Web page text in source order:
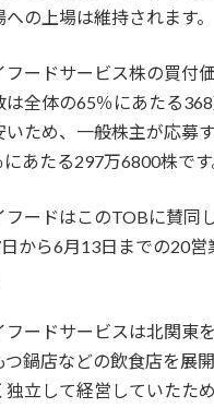
への上場は維持されます。
フードサービス株の買付
は全体の65％にあたる
いため、一般株主が応募
あたる297万6800株です
フードはこのTOBに賛同
から6月13日までの20
フードサービスは北関東
つ鍋店などの飲食店を展
独立して経営していたた